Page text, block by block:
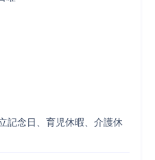
記念日、育児休暇、介護休